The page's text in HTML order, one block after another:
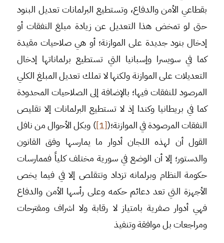
بقطاعي الأمن والدفاع، وتستطيع البرلمانات تعديل البنود
حتى لو تمخض هذا التعديل عن زيادة مبلغ النفقات أو
إدخال بنود جديدة على الموازنة؛ أو هي صلاحيات مقيدة
كما في سويسرا وإسبانيا التي تستطيع برلماناتها إدخال
التعديلات على الموازنة ولكنها لا تملك تعديل المبلغ الكلي
المرصود للنفقات فيها؛ بالإضافة إلى الصلاحيات المحدودة
كما في بريطانيا وكندا إذ لا تستطيع البرلمانات إلا تقليص
النفقات المرصودة في الموازنة؛([1]
) وبكل الأحوال من نافل
القول أن لهذه اللجان أدوار ما يمارسها وفق القانون
والدستور؛ إلا أن الوضع في سورية مختلف كلياً فممارسات
حكومة النظام وبرلمانه تزداد وتتقلص إلا في فيما يخص
الأجهزة التي تعد دعائم حكمه وعلى رأسها الأمن والدفاع
فهي أدوار صفرية بامتياز لا رقابة ولا اشراف ومقترحات
ومراجعات بل موافقة وتنفيذ